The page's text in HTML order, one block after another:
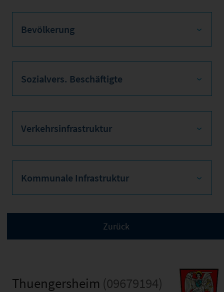
Bevölkerung
Sozialvers. Beschäftigte
Verkehrsinfrastruktur
Kommunale Infrastruktur
Thuengersheim (09679194)